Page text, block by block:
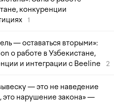
конкуренции
1
— оставаться вторыми»:
о работе в Узбекистане,
и интеграции с Beeline
2
— это не наведение
это нарушение закона» —